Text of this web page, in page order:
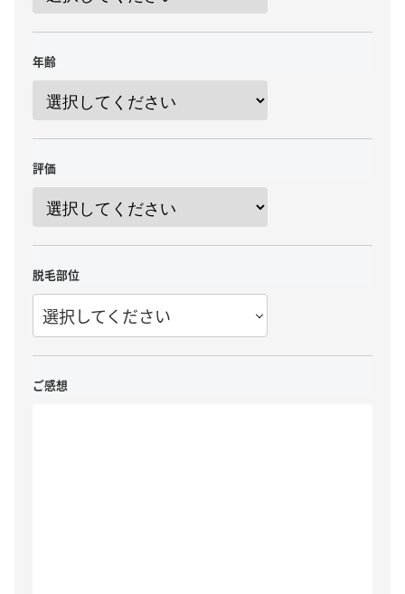
年齢
評価
脱毛部位
選択してください
ご感想